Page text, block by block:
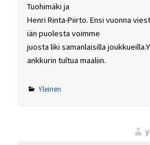
Tuohimäki ja
Henri Rinta-Piirto. Ensi vuonna
iän puolesta voimme
juosta liki samanlaisilla
ankkurin tultua maaliin.
Yleinen